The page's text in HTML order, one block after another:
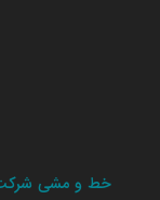
خط و مشی شرکت